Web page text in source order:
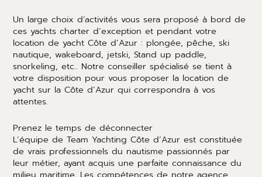
Un large choix d’activités vous sera proposé à bord de
ces yachts charter d’exception et pendant votre
location de yacht Côte d’Azur : plongée, pêche, ski
nautique, wakeboard, jetski, Stand up paddle,
snorkeling, etc.. Notre conseiller spécialisé se tient à
votre disposition pour vous proposer la location de
yacht sur la Côte d’Azur qui correspondra à vos
attentes.
Prenez le temps de déconnecter
L’équipe de Team Yachting Côte d’Azur est constituée
de vrais professionnels du nautisme passionnés par
leur métier, ayant acquis une parfaite connaissance du